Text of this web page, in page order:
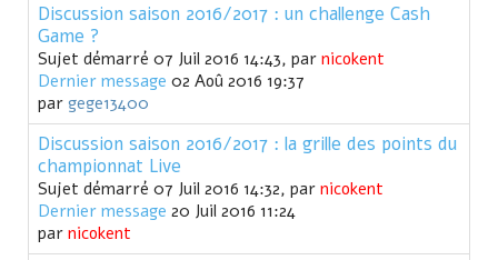
Discussion saison 2016/2017 : un challenge Cash
Game ?
Sujet démarré 07 Juil 2016 14:43, par nicokent
Dernier message 02 Aoû 2016 19:37
par gege13400
Discussion saison 2016/2017 : la grille des points du
championnat Live
Sujet démarré 07 Juil 2016 14:32, par nicokent
Dernier message 20 Juil 2016 11:24
par nicokent